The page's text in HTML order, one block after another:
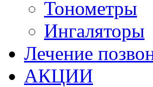
Тонометры
Ингаляторы
Лечение
АКЦИИ